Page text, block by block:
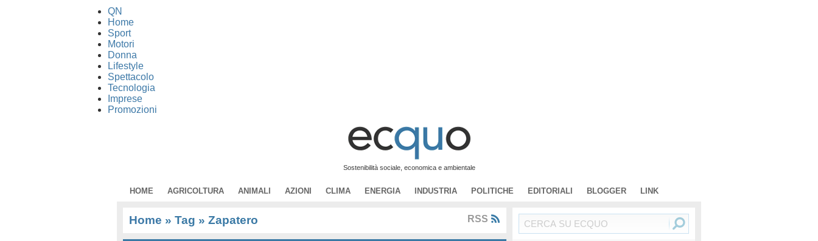
QN
Home
Sport
Motori
Donna
Lifestyle
Spettacolo
Tecnologia
Imprese
Promozioni
Sostenibilità sociale, economica e ambientale
HOME AGRICOLTURA ANIMALI AZIONI CLIMA ENERGIA INDUSTRIA POLITICHE EDITORIALI BLOGGER LINK
Home » Tag » Zapatero RSS